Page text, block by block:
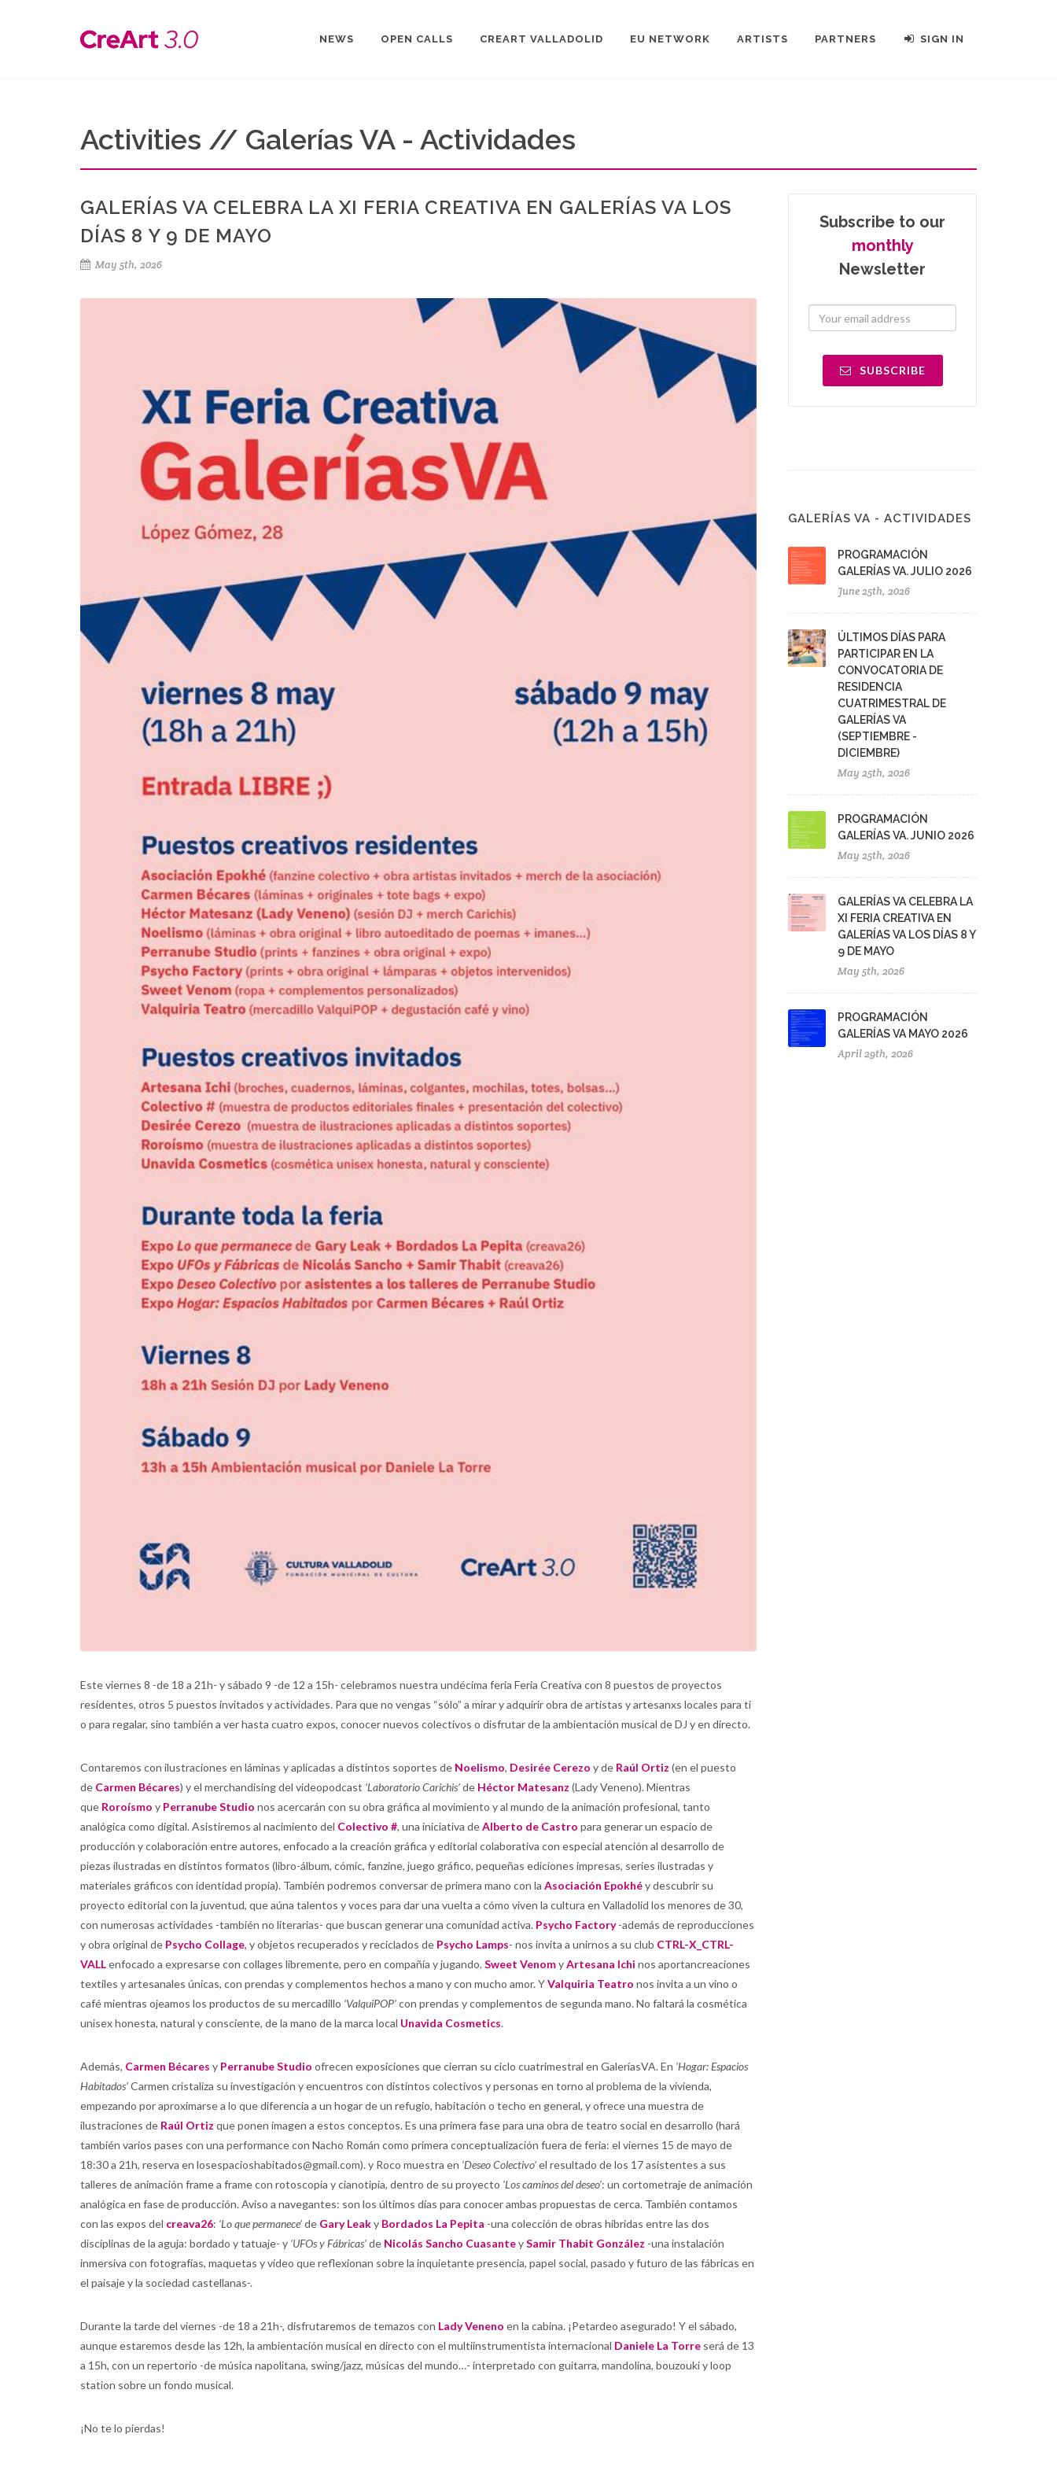
NEWS OPEN CALLS CREART VALLADOLID EU NETWORK ARTISTS PARTNERS SIGN IN
Activities // Galerías VA - Actividades
GALERÍAS VA CELEBRA LA XI FERIA CREATIVA EN GALERÍAS VA LOS
DÍAS 8 Y 9 DE MAYO
May 5th, 2026
Este viernes 8 -de 18 a 21h- y sábado 9 -de 12 a 15h- celebramos nuestra undécima feria Feria Creativa con 8 puestos de proyectos
residentes, otros 5 puestos invitados y actividades. Para que no vengas “sólo” a mirar y adquirir obra de artistas y artesanxs locales para ti
o para regalar, sino también a ver hasta cuatro expos, conocer nuevos colectivos o disfrutar de la ambientación musical de DJ y en directo.
Contaremos con ilustraciones en láminas y aplicadas a distintos soportes de Noelismo, Desirée Cerezo y de Raúl Ortiz (en el puesto
de Carmen Bécares) y el merchandising del videopodcast ‘Laboratorio Carichis’de Héctor Matesanz (Lady Veneno). Mientras
que Roroísmo y Perranube Studio nos acercarán con su obra gráfica al movimiento y al mundo de la animación profesional, tanto
analógica como digital. Asistiremos al nacimiento del Colectivo #, una iniciativa deAlberto de Castro para generar un espacio de
producción y colaboración entre autores, enfocado a la creación gráfica y editorial colaborativa con especial atención al desarrollo de
piezas ilustradas en distintos formatos (libro-álbum, cómic, fanzine, juego gráfico, pequeñas ediciones impresas, series ilustradas y
materiales gráficos con identidad propia). También podremos conversar de primera mano con la Asociación Epokhéy descubrir su
proyecto editorial con la juventud, que aúna talentos y voces para dar una vuelta a cómo viven la cultura en Valladolid los menores de 30,
con numerosas actividades -también no literarias- que buscan generar una comunidad activa. Psycho Factory-además de reproducciones
y obra original de Psycho Collage, y objetos recuperados y reciclados de Psycho Lamps- nos invita a unirnos a su club CTRL-X_CTRL-
VALLenfocado a expresarse con collages libremente, pero en compañía y jugando.Sweet VenomyArtesana Ichi nos aportancreaciones
textiles y artesanales únicas, con prendas y complementos hechos a mano y con mucho amor. YValquiria Teatro nos invita a un vino o
café mientras ojeamos los productos de su mercadillo ‘ValquiPOP’con prendas y complementos de segunda mano. No faltará la cosmética
unisex honesta, natural y consciente, de la mano de la marca local Unavida Cosmetics.
Además, Carmen Bécares y Perranube Studio ofrecen exposiciones que cierran su ciclo cuatrimestral en GaleríasVA. En ‘Hogar: Espacios
Habitados’Carmen cristaliza su investigación y encuentros con distintos colectivos y personas en torno al problema de la vivienda,
empezando por aproximarse a lo que diferencia a un hogar de un refugio, habitación o techo en general, y ofrece una muestra de
ilustraciones de Raúl Ortiz que ponen imagen a estos conceptos. Es una primera fase para una obra de teatro social en desarrollo (hará
también varios pases con una performance con Nacho Román como primera conceptualización fuera de feria: el viernes 15 de mayo de
18:30 a 21h, reserva en losespacioshabitados@gmail.com). y Roco muestra en ‘Deseo Colectivo’el resultado de los 17 asistentes a sus
talleres de animación frame a frame con rotoscopia y cianotipia, dentro de su proyecto ‘Los caminos del deseo’: un cortometraje de animación
analógica en fase de producción. Aviso a navegantes: son los últimos días para conocer ambas propuestas de cerca. También contamos
con las expos del creava26: ‘Lo que permanece’de Gary Leaky Bordados La Pepita -una colección de obras híbridas entre las dos
disciplinas de la aguja: bordado y tatuaje- y ‘UFOs y Fábricas’de Nicolás Sancho CuasanteySamir Thabit González -una instalación
inmersiva con fotografías, maquetas y vídeo que reflexionan sobre la inquietante presencia, papel social, pasado y futuro de las fábricas en
el paisaje y la sociedad castellanas-.
Durante la tarde del viernes -de 18 a 21h-, disfrutaremos de temazos con Lady Veneno en la cabina. ¡Petardeo asegurado! Y el sábado,
aunque estaremos desde las 12h, la ambientación musical en directo con el multiinstrumentista internacional Daniele La Torre será de 13
a 15h, con un repertorio -de música napolitana, swing/jazz, músicas del mundo…- interpretado con guitarra, mandolina, bouzouki y loop
station sobre un fondo musical.
¡No te lo pierdas!
Subscribe to our
monthly
Newsletter
SUBSCRIBE
GALERÍAS VA - ACTIVIDADES
PROGRAMACIÓN
GALERÍAS VA. JULIO 2026
June 25th, 2026
ÚLTIMOS DÍAS PARA
PARTICIPAR EN LA
CONVOCATORIA DE
RESIDENCIA
CUATRIMESTRAL DE
GALERÍAS VA
(SEPTIEMBRE -
DICIEMBRE)
May 25th, 2026
PROGRAMACIÓN
GALERÍAS VA. JUNIO 2026
May 25th, 2026
GALERÍAS VA CELEBRA LA
XI FERIA CREATIVA EN
GALERÍAS VA LOS DÍAS 8 Y
9 DE MAYO
May 5th, 2026
PROGRAMACIÓN
GALERÍAS VA MAYO 2026
April 29th, 2026